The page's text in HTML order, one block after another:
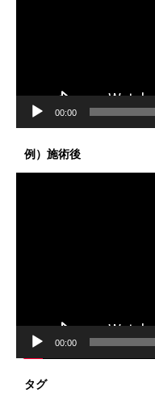
00:00
例）施術後
00:00
タグ